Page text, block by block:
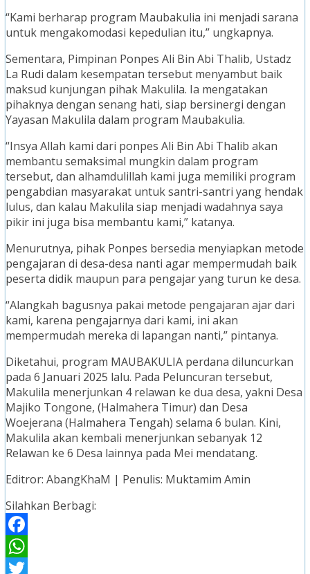
“Kami berharap program Maubakulia ini menjadi sarana
untuk mengakomodasi kepedulian itu,” ungkapnya.
Sementara, Pimpinan Ponpes Ali Bin Abi Thalib, Ustadz
La Rudi dalam kesempatan tersebut menyambut baik
maksud kunjungan pihak Makulila. Ia mengatakan
pihaknya dengan senang hati, siap bersinergi dengan
Yayasan Makulila dalam program Maubakulia.
“Insya Allah kami dari ponpes Ali Bin Abi Thalib akan
membantu semaksimal mungkin dalam program
tersebut, dan alhamdulillah kami juga memiliki program
pengabdian masyarakat untuk santri-santri yang hendak
lulus, dan kalau Makulila siap menjadi wadahnya saya
pikir ini juga bisa membantu kami,” katanya.
Menurutnya, pihak Ponpes bersedia menyiapkan metode
pengajaran di desa-desa nanti agar mempermudah baik
peserta didik maupun para pengajar yang turun ke desa.
“Alangkah bagusnya pakai metode pengajaran ajar dari
kami, karena pengajarnya dari kami, ini akan
mempermudah mereka di lapangan nanti,” pintanya.
Diketahui, program MAUBAKULIA perdana diluncurkan
pada 6 Januari 2025 lalu. Pada Peluncuran tersebut,
Makulila menerjunkan 4 relawan ke dua desa, yakni Desa
Majiko Tongone, (Halmahera Timur) dan Desa
Woejerana (Halmahera Tengah) selama 6 bulan. Kini,
Makulila akan kembali menerjunkan sebanyak 12
Relawan ke 6 Desa lainnya pada Mei mendatang.
Editror: AbangKhaM | Penulis: Muktamim Amin
Silahkan Berbagi:
Facebook
WhatsApp